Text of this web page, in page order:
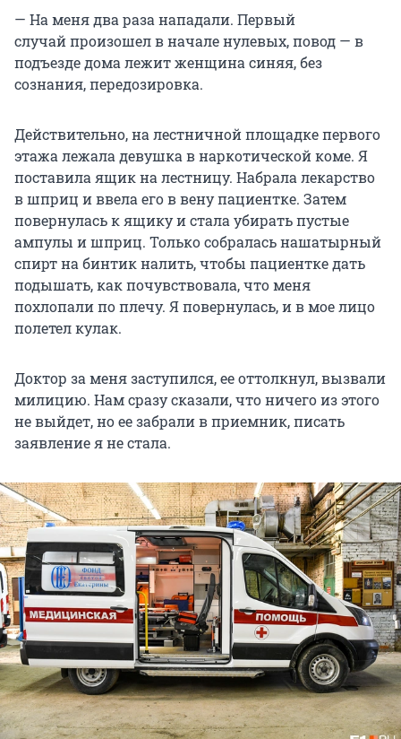
— На меня два раза нападали. Первый
случай произошел в начале нулевых, повод — в
подъезде дома лежит женщина синяя, без
сознания, передозировка.
Действительно, на лестничной площадке первого
этажа лежала девушка в наркотической коме. Я
поставила ящик на лестницу. Набрала лекарство
в шприц и ввела его в вену пациентке. Затем
повернулась к ящику и стала убирать пустые
ампулы и шприц. Только собралась нашатырный
спирт на бинтик налить, чтобы пациентке дать
подышать, как почувствовала, что меня
похлопали по плечу. Я повернулась, и в мое лицо
полетел кулак.
Доктор за меня заступился, ее оттолкнул, вызвали
милицию. Нам сразу сказали, что ничего из этого
не выйдет, но ее забрали в приемник, писать
заявление я не стала.